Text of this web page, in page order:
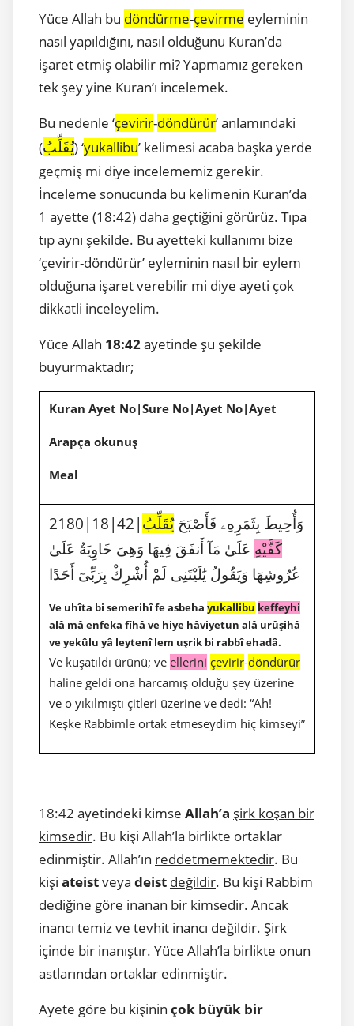
Yüce Allah bu döndürme-çevirme eyleminin
nasıl yapıldığını, nasıl olduğunu Kuran’da
işaret etmiş olabilir mi? Yapmamız gereken
tek şey yine Kuran’ı incelemek.
Bu nedenle ‘çevirir-döndürür’ anlamındaki
(يُقَلِّبُ) ‘yukallibu’ kelimesi acaba başka yerde
geçmiş mi diye incelememiz gerekir.
İnceleme sonucunda bu kelimenin Kuran’da
1 ayette (18:42) daha geçtiğini görürüz. Tıpa
tıp aynı şekilde. Bu ayetteki kullanımı bize
‘çevirir-döndürür’ eyleminin nasıl bir eylem
olduğuna işaret verebilir mi diye ayeti çok
dikkatli inceleyelim.
Yüce Allah 18:42ayetinde şu şekilde
buyurmaktadır;
Kuran Ayet No|Sure No|Ayet No|Ayet
Arapça okunuş
Meal
2180|18|42|وَأُحِيطَ بِثَمَرِهِۦ فَأَصْبَحَيُقَلِّبُ
كَفَّيْهِ عَلَىٰ مَآ أَنفَقَ فِيهَا وَهِىَ خَاوِيَةٌ عَلَىٰ
عُرُوشِهَا وَيَقُولُ يَٰلَيْتَنِى لَمْ أُشْرِكْ بِرَبِّىٓ أَحَدًا
Ve uhîta bi semerihî fe asbeha yukallibu keffeyhi
alâ mâ enfeka fîhâ ve hiye hâviyetun alâ urûşihâ
ve yekûlu yâ leytenî lem uşrik bi rabbî ehadâ.
Ve kuşatıldı ürünü; ve ellerini çevirir-döndürür
haline geldi ona harcamış olduğu şey üzerine
ve o yıkılmıştı çitleri üzerine ve dedi: “Ah!
Keşke Rabbimle ortak etmeseydim hiç kimseyi”
18:42 ayetindeki kimse Allah’a şirk koşan bir
kimsedir. Bu kişi Allah’la birlikte ortaklar
edinmiştir. Allah’ın reddetmemektedir. Bu
kişi ateistveya deist değildir. Bu kişi Rabbim
dediğine göre inanan bir kimsedir. Ancak
inancı temiz ve tevhit inancı değildir. Şirk
içinde bir inanıştır. Yüce Allah’la birlikte onun
astlarından ortaklar edinmiştir.
Ayete göre bu kişinin çok büyük bir